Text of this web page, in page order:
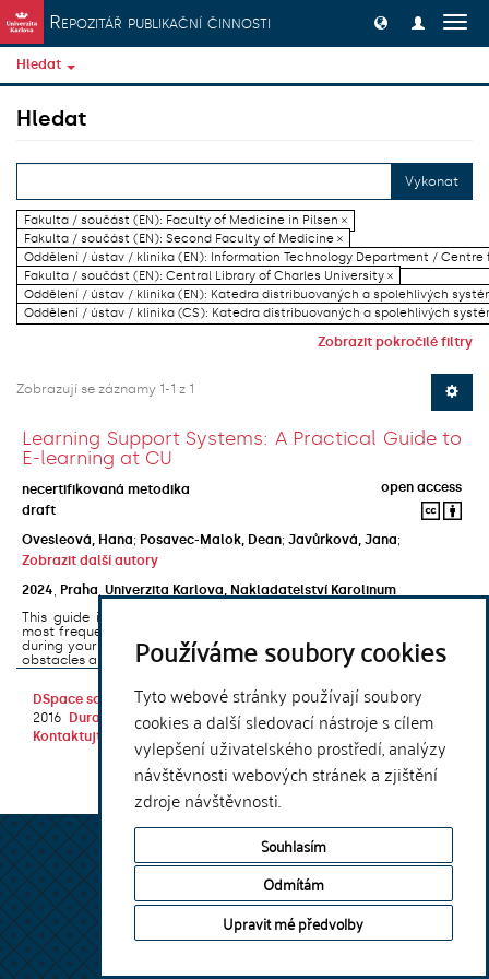
Používáme soubory cookies
Tyto webové stránky používají soubory
cookies a další sledovací nástroje s cílem
vylepšení uživatelského prostředí, analýzy
návštěvnosti webových stránek a zjištění
zdroje návštěvnosti.
Souhlasím
Odmítám
Upravit mé předvolby
Přeskočit na obsah
Repozitář publikační činnosti
Hledat
Hledat
Vykonat
Fakulta / součást (EN): Faculty of Medicine in Pilsen ×
Fakulta / součást (EN): Second Faculty of Medicine ×
Oddělení / ústav / klinika (EN): Information Technology Department / Centre
Fakulta / součást (EN): Central Library of Charles University ×
Oddělení / ústav / klinika (EN): Katedra distribuovaných a spolehlivých
Oddělení / ústav / klinika (CS): Katedra distribuovaných a spolehlivých
Zobrazit pokročilé filtry
Zobrazují se záznamy 1-1 z 1
Learning Support Systems: A Practical Guide to
E-learning at CU
necertifikovaná metodika
open access
draft
Ovesleová, Hana; Posavec-Malok, Dean; Javůrková, Jana;
Zobrazit další autory
2024
Praha Univerzita Karlova, Nakladatelství Karolinum
This guide introduces the e-learning support tools that are used
most frequently at Charles University and that you may encounter
during your studies. It will also help you to avoid the most common
obstacles associated ...
DSpace softwarecopyright © 2002-
2016
DuraSpace
Kontaktujte nás
Theme by